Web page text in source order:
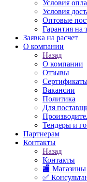
Условия
Условия
Оптовые
Гарантия на
Заявка на расчет
О компании
Назад
О компании
Отзывы
Вакансии
Политика
Для
Тендеры и
Партнерам
Контакты
Назад
Контакты
🏬 Магазины
✅️